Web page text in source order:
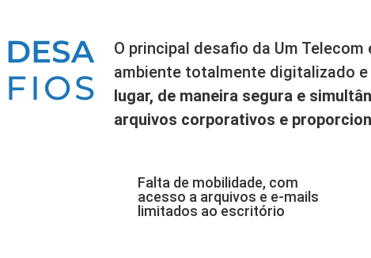
DESA
FIOS
O principal desafio da Um
ambiente totalmente digitalizado
lugar, de maneira segura e
arquivos corporativos e
Falta de mobilidade, com
acesso a arquivos e e-mails
limitados ao escritório